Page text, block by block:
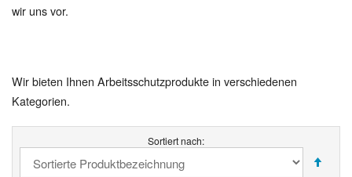
wir uns vor.
Wir bieten Ihnen Arbeitsschutzprodukte in verschiedenen
Kategorien.
Sortiert nach: